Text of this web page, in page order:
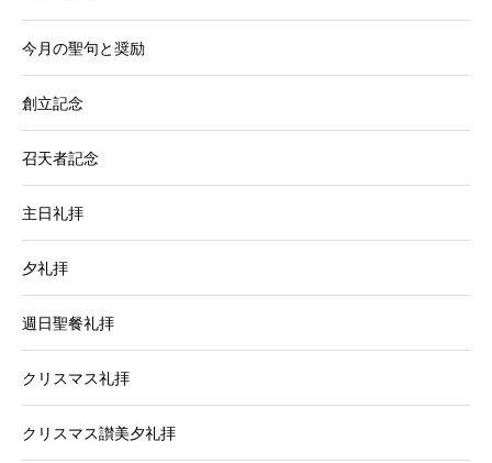
今月の聖句と奨励
創立記念
召天者記念
主日礼拝
夕礼拝
週日聖餐礼拝
クリスマス礼拝
クリスマス讃美夕礼拝